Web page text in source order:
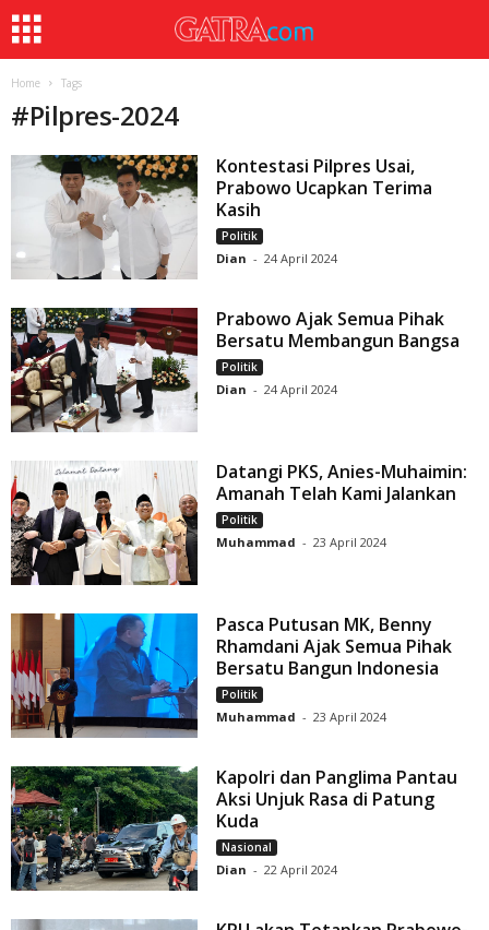
Home Tags
#Pilpres-2024
Kontestasi Pilpres Usai,
Prabowo Ucapkan Terima
Kasih
Politik
Dian - 24 April 2024
Prabowo Ajak Semua Pihak
Bersatu Membangun Bangsa
Politik
Dian - 24 April 2024
Datangi PKS, Anies-Muhaimin:
Amanah Telah Kami Jalankan
Politik
Muhammad - 23 April 2024
Pasca Putusan MK, Benny
Rhamdani Ajak Semua Pihak
Bersatu Bangun Indonesia
Politik
Muhammad - 23 April 2024
Kapolri dan Panglima Pantau
Aksi Unjuk Rasa di Patung
Kuda
Nasional
Dian - 22 April 2024